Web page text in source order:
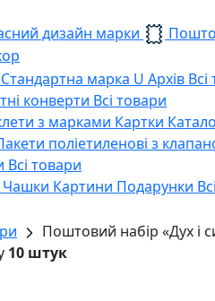
дизайн марки
Стандартна марка U Архів
конверти Всі товари
з марками Картки
поліетиленові з
Всі товари
Чашки Картини Подарунки
Поштовий набір «Дух і
10 штук